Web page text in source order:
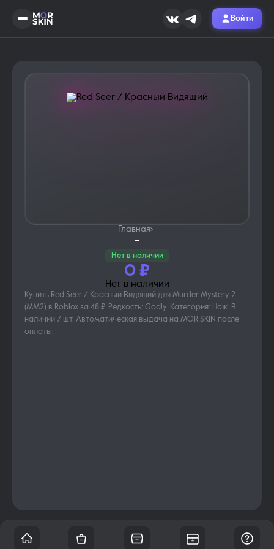
Войти
Главная›-
-
Нет в наличии
0 ₽
Нет в наличии
Купить Red Seer / Красный Видящий для Murder Mystery 2
(MM2) в Roblox за 48 ₽. Редкость: Godly. Категория: Нож. В
наличии 7 шт. Автоматическая выдача на MOR.SKIN после
оплаты.